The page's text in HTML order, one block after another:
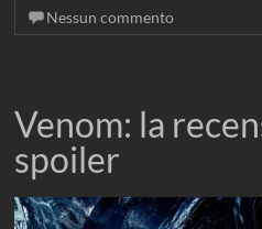
Nessun commento
Venom: la
spoiler